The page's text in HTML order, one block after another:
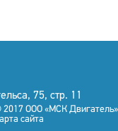
75, стр. 11
ООО «МСК Двигатель»
сайта